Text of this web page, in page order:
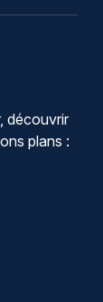
découvrir
plans :